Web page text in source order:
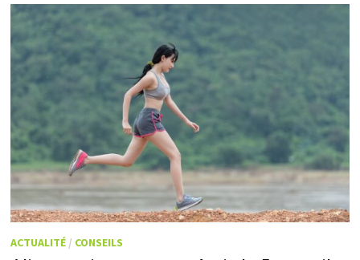
ACTUALITÉ / CONSEILS